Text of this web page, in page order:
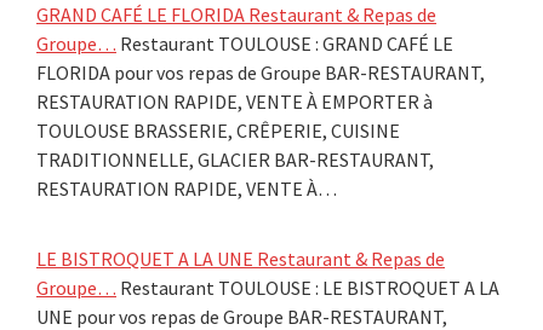
GRAND CAFÉ LE FLORIDA Restaurant & Repas de
Groupe… Restaurant TOULOUSE : GRAND CAFÉ LE
FLORIDA pour vos repas de Groupe BAR-RESTAURANT,
RESTAURATION RAPIDE, VENTE À EMPORTER à
TOULOUSE BRASSERIE, CRÊPERIE, CUISINE
TRADITIONNELLE, GLACIER BAR-RESTAURANT,
RESTAURATION RAPIDE, VENTE À…
LE BISTROQUET A LA UNE Restaurant & Repas de
Groupe… Restaurant TOULOUSE : LE BISTROQUET A LA
UNE pour vos repas de Groupe BAR-RESTAURANT,